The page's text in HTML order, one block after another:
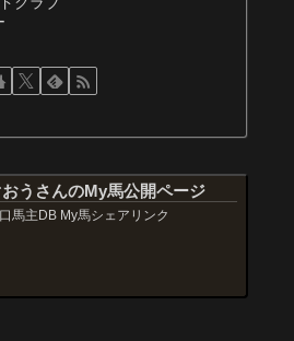
おうさんのMy馬公開ページ
馬主DB My馬シェアリンク